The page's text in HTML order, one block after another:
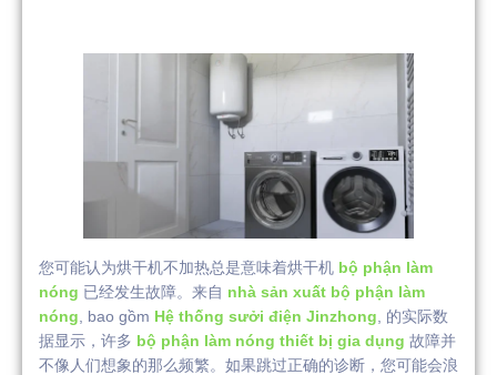
您可能认为烘干机不加热总是意味着烘干机 bộ phận làm
nóng 已经发生故障。来自 nhà sản xuất bộ phận làm
nóng , bao gồm Hệ thống sưởi điện Jinzhong , 的实际数
据显示，许多 bộ phận làm nóng thiết bị gia dụng 故障并
不像人们想象的那么频繁。如果跳过正确的诊断，您可能会浪